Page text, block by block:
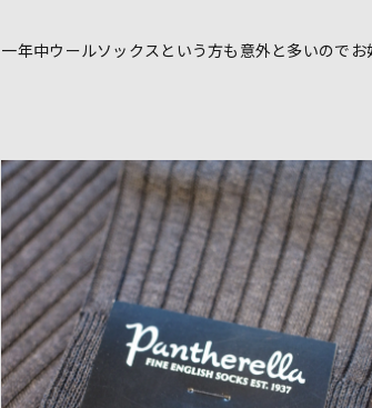
一年中ウールソックスという方も意外と多いので